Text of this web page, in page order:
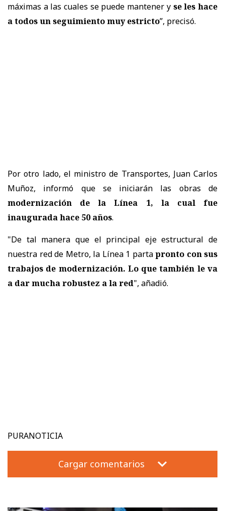
máximas a las cuales se puede mantener y se les hace
a todos un seguimiento muy estricto”, precisó.
Por otro lado, el ministro de Transportes, Juan Carlos
Muñoz, informó que se iniciarán las obras de
modernización de la Línea 1, la cual fue
inaugurada hace 50 años.
"De tal manera que el principal eje estructural de
nuestra red de Metro, la Línea 1 partapronto con sus
trabajos de modernización. Lo que también le va
a dar mucha robustez a la red", añadió.
PURANOTICIA
Cargar comentarios